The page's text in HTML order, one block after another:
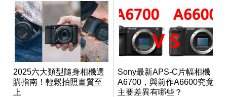
2025六大類型隨身相機選
購指南！輕鬆拍照畫質至
上
Sony最新APS-C片幅相機
A6700，與前作A6600究竟
主要差異有哪些？